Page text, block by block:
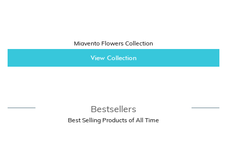
Miavento Flowers Collection
View Collection
Bestsellers
Best Selling Products of All Time